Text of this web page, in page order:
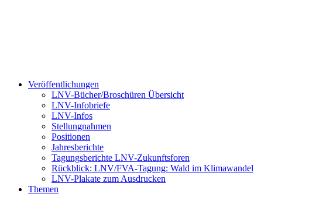
Veröffentlichungen
LNV-Bücher/Broschüren Übersicht
LNV-Infobriefe
LNV-Infos
Stellungnahmen
Positionen
Jahresberichte
Tagungsberichte LNV-Zukunftsforen
Rückblick: LNV/FVA-Tagung: Wald im Klimawandel
LNV-Plakate zum Ausdrucken
Themen